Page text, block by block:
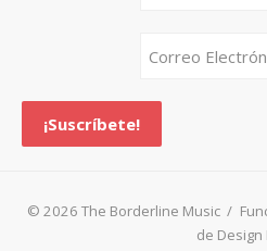
© 2026 The Borderline Music /
de Design